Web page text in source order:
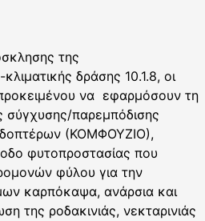
της
δράσης 10.1.8, οι
προκειμένου να εφαρμόσουν τη
σύγχυσης/παρεμπόδισης
(ΚΟΜΦΟΥΖΙΟ),
φυτοπροστασίας που
φύλου για την
καρπόκαψα, ανάρσια και
της ροδακινιάς, νεκταρινιάς